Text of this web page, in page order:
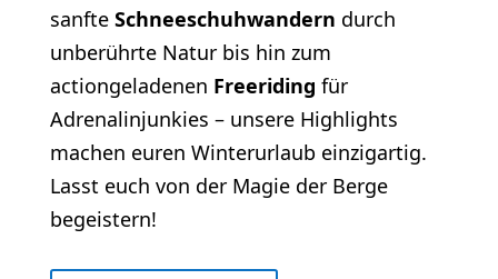
sanfte Schneeschuhwandern durch
unberührte Natur bis hin zum
actiongeladenen Freeriding für
Adrenalinjunkies – unsere Highlights
machen euren Winterurlaub einzigartig.
Lasst euch von der Magie der Berge
begeistern!